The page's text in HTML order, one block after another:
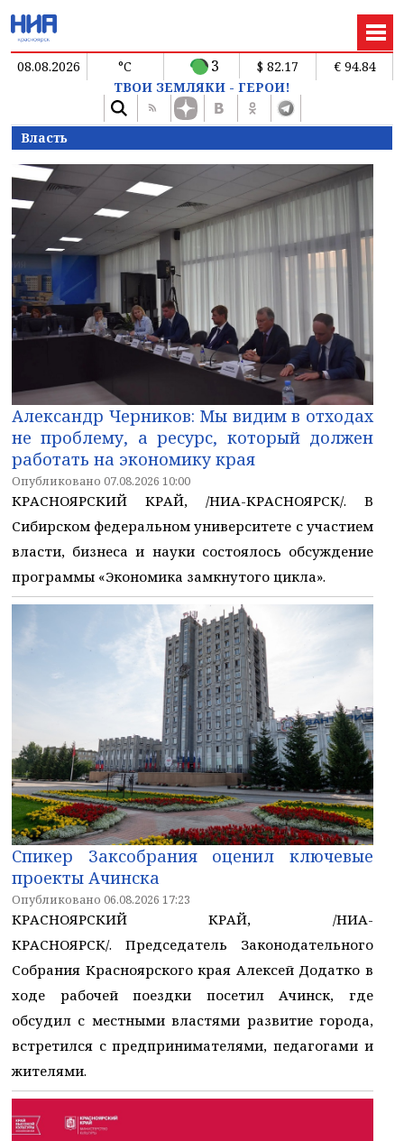
08.08.2026 °C 3 $ 82.17
€ 94.84
ТВОИ ЗЕМЛЯКИ - ГЕРОИ!
Власть
Александр Черников: Мы видим в отходах
не проблему, а ресурс, который должен
работать на экономику края
Опубликовано 07.08.2026 10:00
КРАСНОЯРСКИЙ КРАЙ, /НИА-КРАСНОЯРСК/. В
Сибирском федеральном университете с участием
власти, бизнеса и науки состоялось обсуждение
программы «Экономика замкнутого цикла».
Спикер Заксобрания оценил ключевые
проекты Ачинска
Опубликовано 06.08.2026 17:23
КРАСНОЯРСКИЙ КРАЙ, /НИА-
КРАСНОЯРСК/. Председатель Законодательного
Собрания Красноярского края Алексей Додатко в
ходе рабочей поездки посетил Ачинск, где
обсудил с местными властями развитие города,
встретился с предпринимателями, педагогами и
жителями.